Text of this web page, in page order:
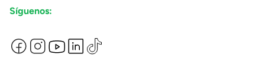
Preguntas Frecuentes
Términos y Condiciones
Devoluciones de Compras en Línea
Síguenos: